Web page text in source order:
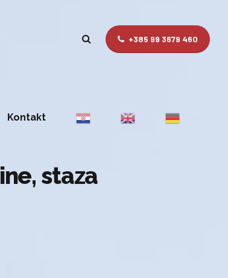
+385 99 3679 460
Kontakt
staza